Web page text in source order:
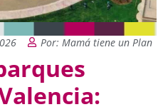
Por: Mamá tiene un Plan